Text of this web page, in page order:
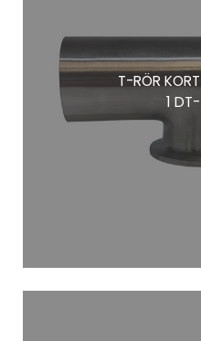
T-RÖR
1